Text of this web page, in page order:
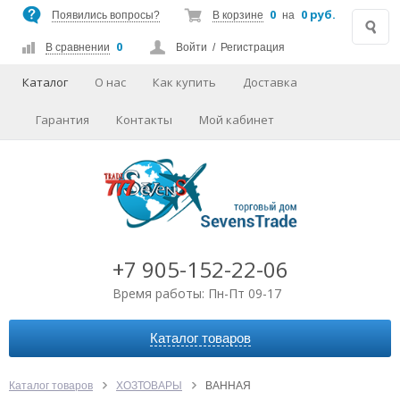
Появились вопросы? В корзине 0 на 0 руб.
В сравнении 0 Войти / Регистрация
Каталог О нас Как купить Доставка
Гарантия Контакты Мой кабинет
+7 905-152-22-06
Время работы: Пн-Пт 09-17
Каталог товаров
Каталог товаров ХОЗТОВАРЫ ВАННАЯ